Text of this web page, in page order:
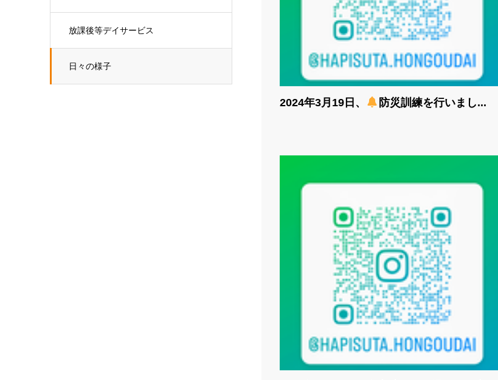
放課後等デイサービス
日々の様子
2024年3月19日、 防災訓練を行いまし...